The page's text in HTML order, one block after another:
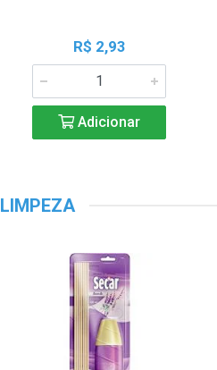
R$ 2,93
Adicionar
LIMPEZA